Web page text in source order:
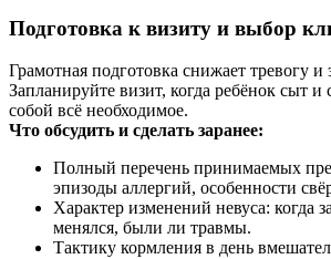
Подготовка к визиту и выбор
Грамотная подготовка снижает тревогу и
Запланируйте визит, когда ребёнок сыт и
собой всё необходимое.
Что обсудить и сделать заранее:
Полный перечень принимаемых
эпизоды аллергий, особенности
Характер изменений невуса: когда
менялся, были ли травмы.
Тактику кормления в день